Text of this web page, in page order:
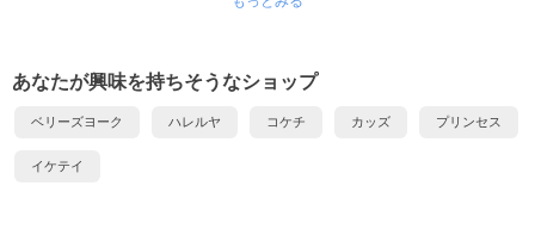
あなたが興味を持ちそうなショップ
ベリーズヨーク ハレルヤ コケチ カッズ プリンセス
イケテイ